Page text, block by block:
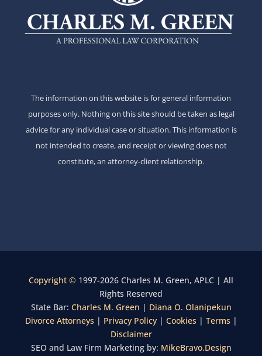
The information on this website is for general information
purposes only. Nothing on this site should be taken as legal
advice for any individual case or situation. This information is
not intended to create, and receipt or viewing does not
constitute, an attorney-client relationship.
Copyright © 1997-2026 Charles M. Green, APLC | All
Rights Reserved
State Bar: Charles M. Green | Diana O. Olanipekun
Divorce Attorneys| Privacy Policy| Cookies| Terms|
Disclaimer
SEO and Law Firm Marketing by: MikeBravo.Design